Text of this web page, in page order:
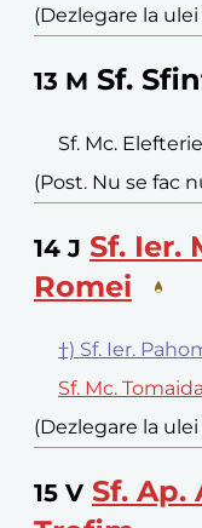
(Dezlegare la
13 M Sf.
Sf. Mc.
(Post. Nu se fac
14 J Sf. Ier.
Romei
†) Sf. Ier.
Sf. Mc. Tomaida
(Dezlegare la
15 V Sf. Ap.